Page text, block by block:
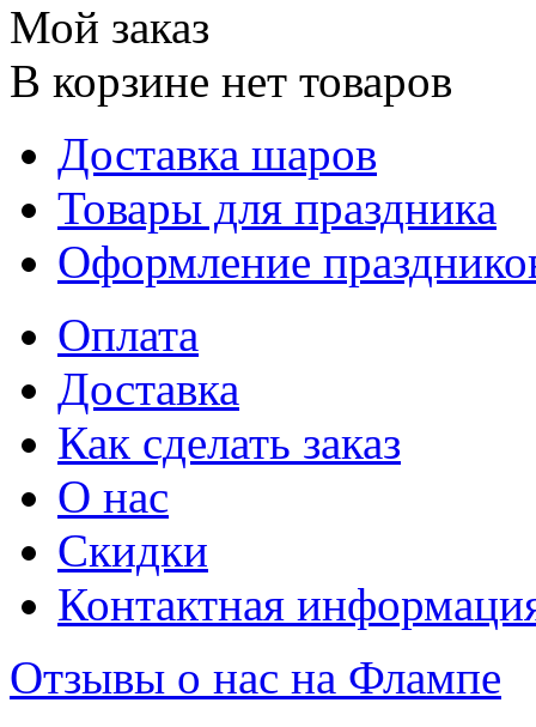
Мой заказ
В корзине нет товаров
Доставка шаров
Товары для праздника
Оформление
Оплата
Доставка
Как сделать заказ
О нас
Скидки
Контактная
Отзывы о нас на Флампе